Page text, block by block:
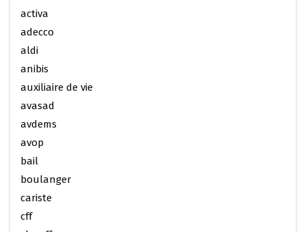
activa
adecco
aldi
anibis
auxiliaire de vie
avasad
avdems
avop
bail
boulanger
cariste
cff